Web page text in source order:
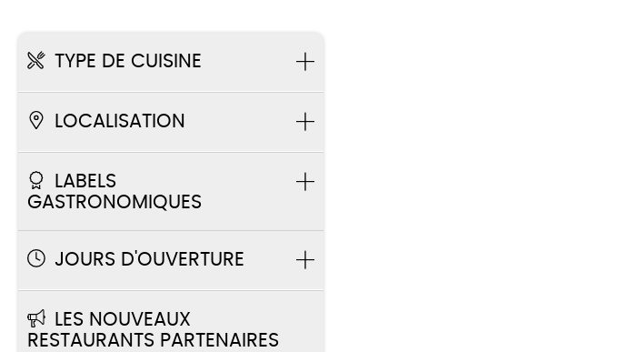
TYPE DE CUISINE
LOCALISATION
LABELS
GASTRONOMIQUES
JOURS D'OUVERTURE
LES NOUVEAUX
RESTAURANTS PARTENAIRES